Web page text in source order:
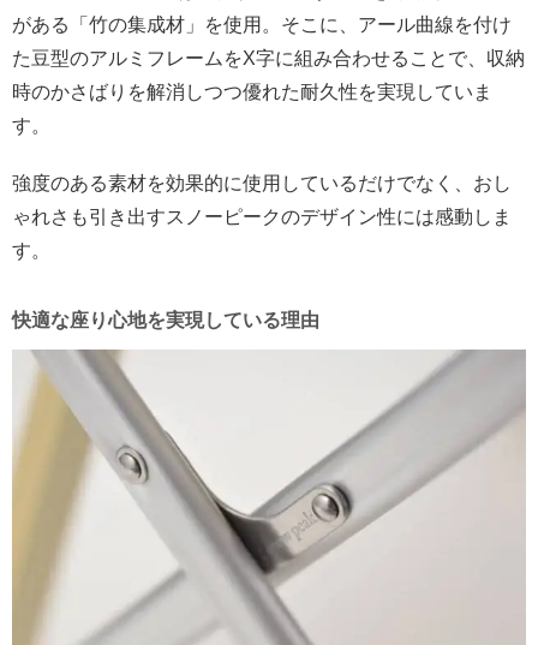
がある「竹の集成材」を使用。そこに、アール曲線を付け
た豆型のアルミフレームをX字に組み合わせることで、収納
時のかさばりを解消しつつ優れた耐久性を実現していま
す。
強度のある素材を効果的に使用しているだけでなく、おし
ゃれさも引き出すスノーピークのデザイン性には感動しま
す。
快適な座り心地を実現している理由